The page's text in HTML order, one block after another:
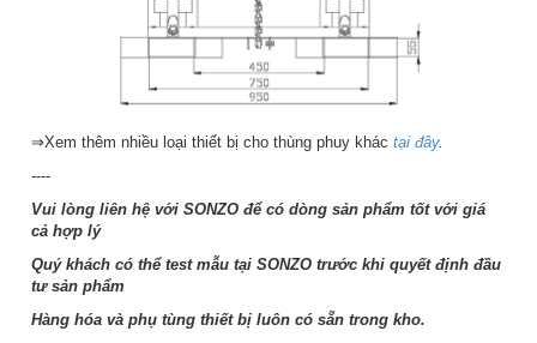
⇒Xem thêm nhiều loại thiết bị cho thùng phuy khác tại đây.
----
Vui lòng liên hệ với SONZO để có dòng sản phẩm tốt với giá
cả hợp lý
Quý khách có thể test mẫu tại SONZO trước khi quyết định đầu
tư sản phẩm
Hàng hóa và phụ tùng thiết bị luôn có sẵn trong kho.